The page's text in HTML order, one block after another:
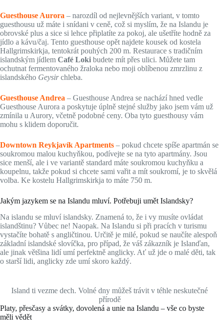
Guesthouse Aurora – narozdíl od nejlevnějších variant, v tomto
guesthousu už máte i snídani v ceně, což si myslím, že na Islandu je
obrovské plus a sice si lehce připlatíte za pokoj, ale ušetříte hodně za
jídlo a kávu/čaj. Tento guesthouse opět najdete kousek od kostela
Hallgrimskirkja, tentokrát pouhých 200 m. Restaurace s tradičním
islandským jídlem Café Loki budete mít přes ulici. Můžete tam
ochutnat fermentovaného žraloka nebo moji oblíbenou zmrzlinu z
islandského Geysirchleba.
Guesthouse Andrea – Guesthouse Andrea se nachází hned vedle
Guesthouse Aurora a poskytuje úplně stejné služby jako jsem vám už
zmínila u Aurory, včetně podobné ceny. Oba tyto guesthousy vám
mohu s klidem doporučit.
Downtown Reykjavík Apartments – pokud chcete spíše apartmán se
soukromou malou kuchyňkou, podívejte se na tyto apartmány. Jsou
sice menší, ale i ve variantě standard máte soukromou kuchyňku a
koupelnu, takže pokud si chcete sami vařit a mít soukromí, je to skvělá
volba. Ke kostelu Hallgrimskirkja to máte 750 m.
Jakým jazykem se na Islandu mluví. Potřebuji umět Islandsky?
Na islandu se mluví islandsky. Znamená to, že i vy musíte ovládat
islandštinu? Vůbec ne! Naopak. Na Islandu si při pracích v turismu
vystačíte bohatě s angličtinou. Určitě je milé, pokud se naučíte alespoň
základní islandské slovíčka, pro případ, že váš zákazník je Islanďan,
ale jinak většina lidí umí perfektně anglicky. Ať už jde o malé děti, tak
o starší lidi, anglicky zde umí skoro každý.
Island ti vezme dech. Volné dny můžeš trávit v téhle neskutečné
přírodě
Platy, přesčasy a svátky, dovolená a unie na Islandu – vše co byste
měli vědět